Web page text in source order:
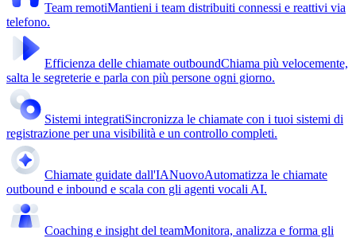
Team remotiMantieni i team distribuiti connessi e reattivi via
telefono.
Efficienza delle chiamate outboundChiama più velocemente,
salta le segreterie e parla con più persone ogni giorno.
Sistemi integratiSincronizza le chiamate con i tuoi sistemi di
registrazione per una visibilità e un controllo completi.
Chiamate guidate dall'IANuovoAutomatizza le chiamate
outbound e inbound e scala con gli agenti vocali AI.
Coaching e insight del teamMonitora, analizza e forma gli